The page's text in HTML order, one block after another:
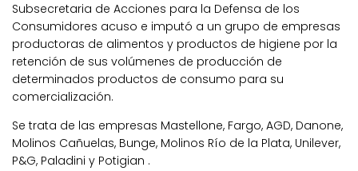
Subsecretaria de Acciones para la Defensa de los
Consumidores acuso e imputó a un grupo de empresas
productoras de alimentos y productos de higiene por la
retención de sus volúmenes de producción de
determinados productos de consumo para su
comercialización.
Se trata de las empresas Mastellone, Fargo, AGD, Danone,
Molinos Cañuelas, Bunge, Molinos Río de la Plata, Unilever,
P&G, Paladini y Potigian .